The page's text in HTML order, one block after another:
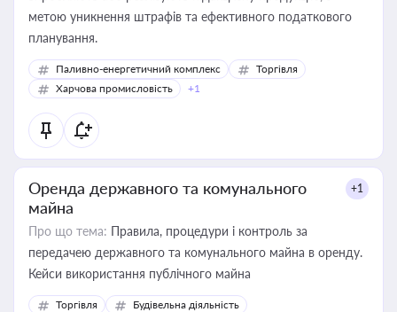
метою уникнення штрафів та ефективного податкового
планування.
Паливно-енергетичний комплекс
Торгівля
Харчова промисловість
+1
Оренда державного та комунального
майна
+1
Про що тема: Правила, процедури і контроль за
передачею державного та комунального майна в оренду.
Кейси використання публічного майна
Торгівля Будівельна діяльність